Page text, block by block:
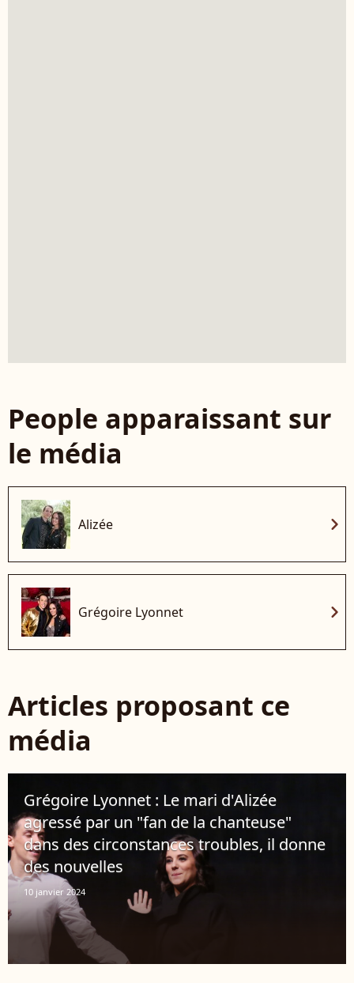
People apparaissant sur
le média
Alizée chevron_right
Grégoire Lyonnet chevron_right
Articles proposant ce
média
Grégoire Lyonnet : Le mari d'Alizée
agressé par un "fan de la chanteuse"
dans des circonstances troubles, il donne
des nouvelles
10 janvier 2024